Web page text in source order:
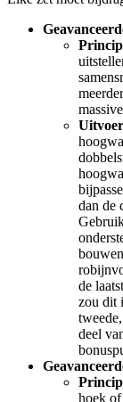
dan de
de
zou dit
deel
hoek